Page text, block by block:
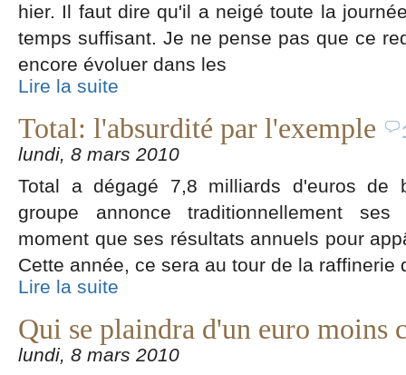
hier. Il faut dire qu'il a neigé toute la
temps suffisant. Je ne pense pas que ce
encore évoluer dans les
Lire la suite
Total: l'absurdité par l'exemple
lundi, 8 mars 2010
Total a dégagé 7,8 milliards d'euros de
groupe annonce traditionnellement
moment que ses résultats annuels pour
Cette année, ce sera au tour de la raffinerie
Lire la suite
Qui se plaindra d'un euro moins
lundi, 8 mars 2010